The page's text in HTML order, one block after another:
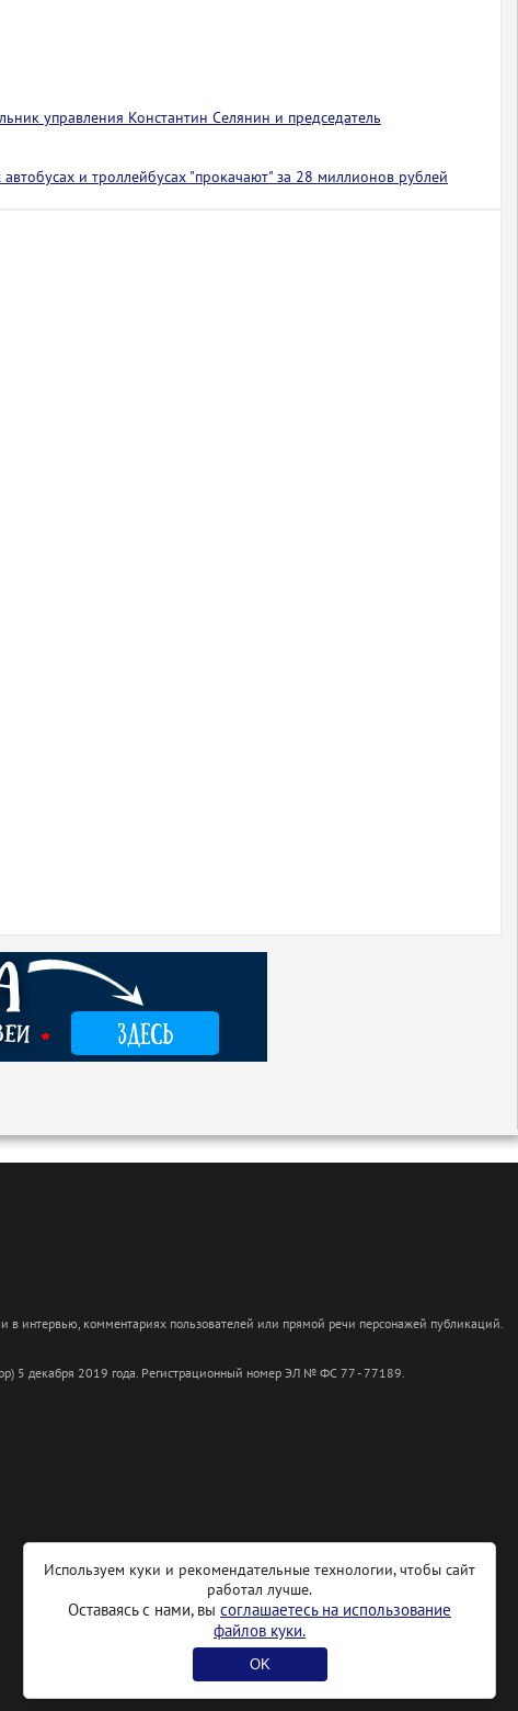
управления Константин Селянин и председатель
и троллейбусах "прокачают" за 28 миллионов рублей
в интервью, комментариях пользователей или прямой речи персонажей публикаций.
5 декабря 2019 года. Регистрационный номер ЭЛ № ФС 77 - 77189.
Используем куки и рекомендательные технологии, чтобы сайт
работал лучше.
Оставаясь с нами, вы соглашаетесь на использование
файлов куки.
OK